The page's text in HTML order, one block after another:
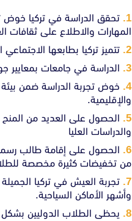
تحقق الدراسة في تركيا خوض
المهارات والاطلاع على ثقافات
تتميز تركيا بطابعها
الدراسة في جامعات بمعايير
خوض تجربة الدراسة ضمن بيئة
والإقليمية.
الحصول على العديد من المنح
والدراسات العليا
الحصول على إقامة طالب
من تخفيضات كثيرة مخصصة
تجربة العيش في تركيا الجميلة
وأشهر الأماكن السياحية.
يحظى الطلاب الدوليين